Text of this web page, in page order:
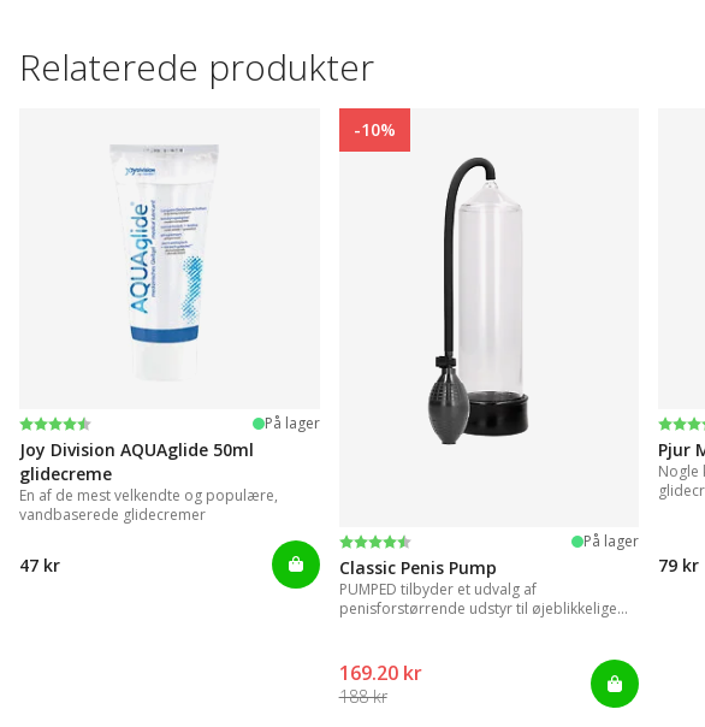
Relaterede produkter
Vurdering:
4.2 ud af 5 stjerner På lager
Joy Division AQUAglide 50ml
glidecreme
En af de mest velkendte og populære,
vandbaserede glidecremer
47 kr
-10%
Vurdering:
4.3 ud af 5 stjerner På lager
Classic Penis Pump
PUMPED tilbyder et udvalg af
penisforstørrende udstyr til øjeblikkelige
169.20 kr
188 kr
4.2
Pjur
Nogle
79 kr